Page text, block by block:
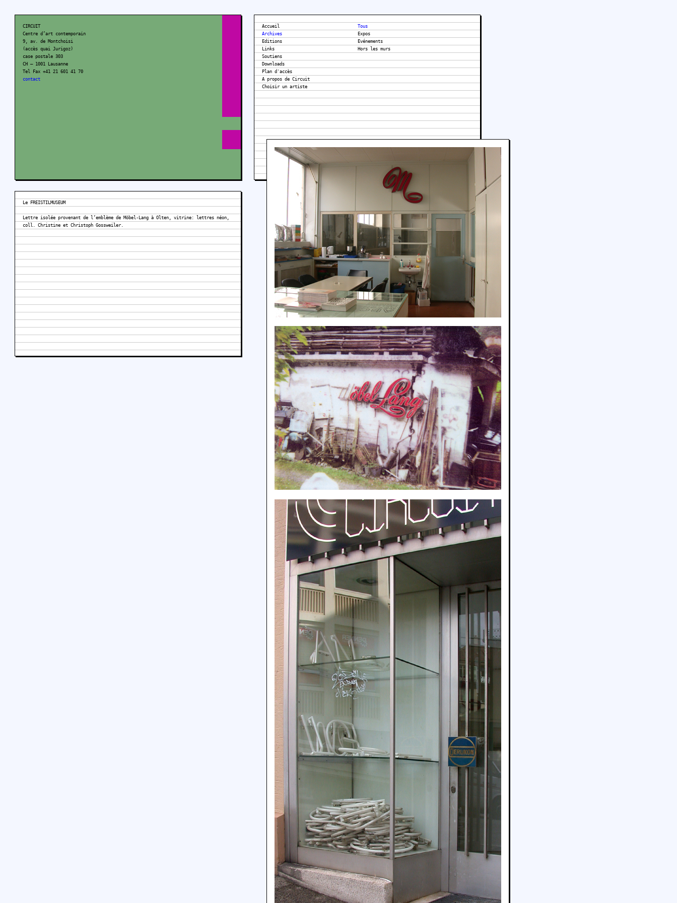
CIRCUIT
Centre d’art contemporain
9, av. de Montchoisi
(accès quai Jurigoz)
case postale 303
CH – 1001 Lausanne
Tel Fax +41 21 601 41 70
contact
Accueil
Archives
Editions
Links
Soutiens
Downloads
Plan d'accès
A propos de Circuit
Tous
Expos
Evénements
Hors les murs
Le FREISTILMUSEUM
Lettre isolée provenant de l’emblème de Möbel-Lang à Olten, vitrine: lettres néon,
coll. Christine et Christoph Gossweiler.